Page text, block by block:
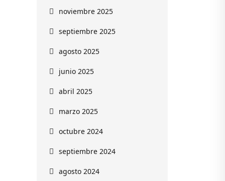
noviembre 2025
septiembre 2025
agosto 2025
junio 2025
abril 2025
marzo 2025
octubre 2024
septiembre 2024
agosto 2024